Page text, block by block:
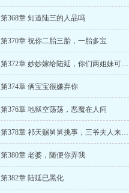
第368章 知道陆三的人品吗
第370章 祝你二胎三胎，一胎多宝
第372章 妙妙嫁给陆延，你们两姐妹可以互相帮衬
第374章 俩宝宝很嫌弃你
第376章 地狱空荡荡，恶魔在人间
第378章 祁天赐舅舅挑事，三爷夫人来旺夫
第380章 老婆，随便你弄我
第382章 陆延已黑化